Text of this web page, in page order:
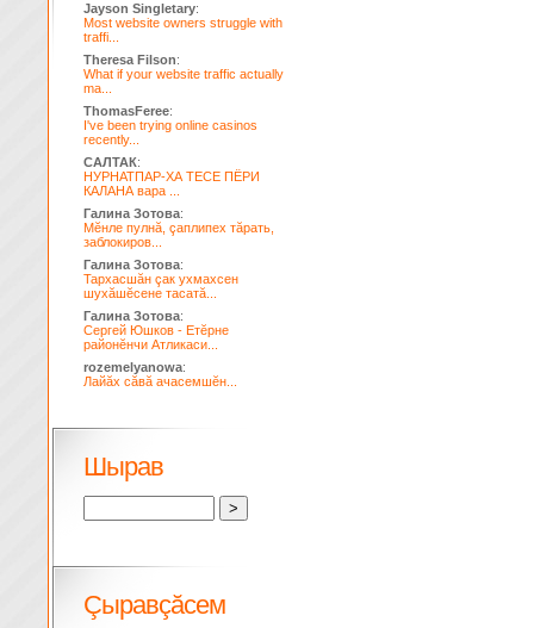
Jayson Singletary:
Most website owners struggle with
traffi...
Theresa Filson:
What if your website traffic actually
ma...
ThomasFeree:
I've been trying online casinos
recently...
САЛТАК:
НУРНАТПАР-ХА ТЕСЕ ПЁРИ
КАЛАНА вара ...
Галина Зотова:
Мĕнле пулнă, çаплипех тăрать,
заблокиров...
Галина Зотова:
Тархасшăн çак ухмахсен
шухăшĕсене тасатă...
Галина Зотова:
Сергей Юшков - Етĕрне
районĕнчи Атликаси...
rozemelyanowa:
Лайăх сăвă ачасемшĕн...
Шырав
Çыравçăсем